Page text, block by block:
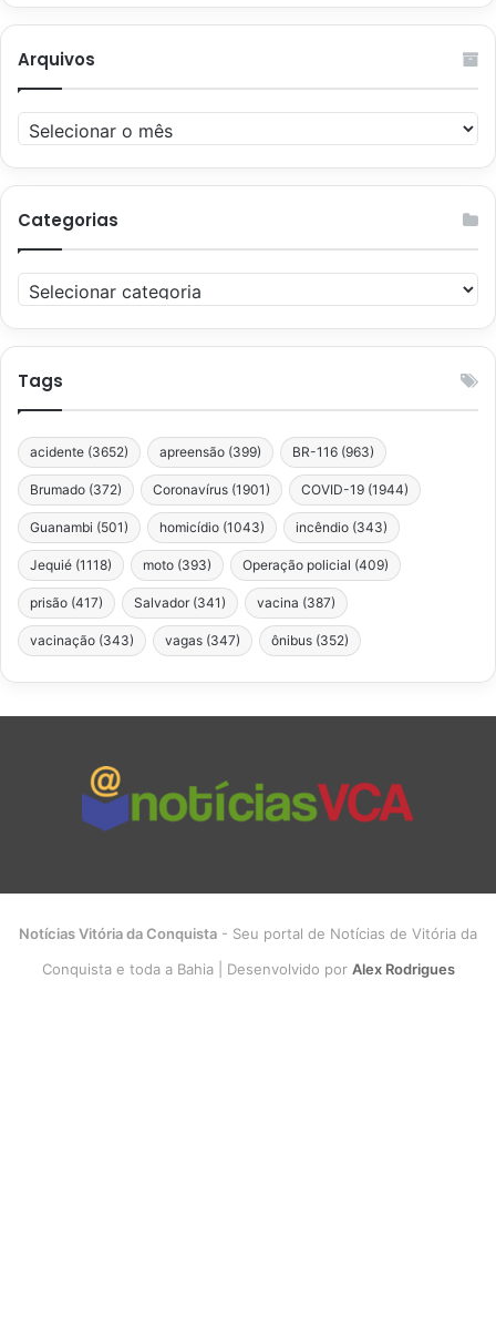
Arquivos
Arquivos
Categorias
Categorias
Tags
acidente (3652) apreensão (399) BR-116 (963)
Brumado (372) Coronavírus (1901) COVID-19 (1944)
Guanambi (501) homicídio (1043) incêndio (343)
Jequié (1118) moto (393) Operação policial (409)
prisão (417) Salvador (341) vacina (387)
vacinação (343) vagas (347) ônibus (352)
Notícias Vitória da Conquista - Seu portal de Notícias de Vitória da
Conquista e toda a Bahia | Desenvolvido por Alex Rodrigues